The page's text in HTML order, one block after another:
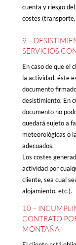
cuenta y riesgo
costes
9 –
SERVICIOS
En caso de que el
la actividad, éste
documento
desistimiento. En
documento no
quedará sujeto a
meteorológicas o
adecuados.
Los costes
actividad por
cliente, sea cual
alojamiento, etc.).
10 –
CONTRATO
MONTAÑA